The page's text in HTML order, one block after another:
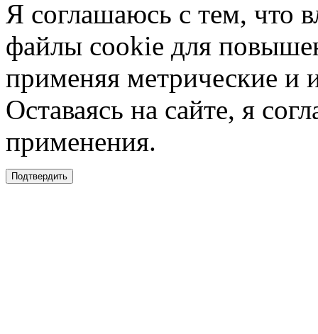
Я соглашаюсь с тем, что
файлы cookie для
применяя метрические и
Оставаясь на сайте, я
применения.
Подтвердить